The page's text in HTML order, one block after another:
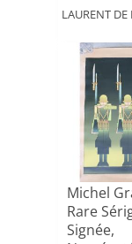
LAURENT DE
Michel
Rare
Signée,